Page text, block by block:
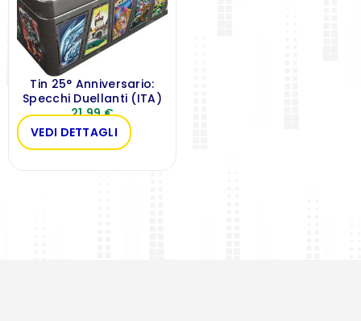
Tin 25° Anniversario:
Specchi Duellanti (ITA)
21,99€
VEDI DETTAGLI